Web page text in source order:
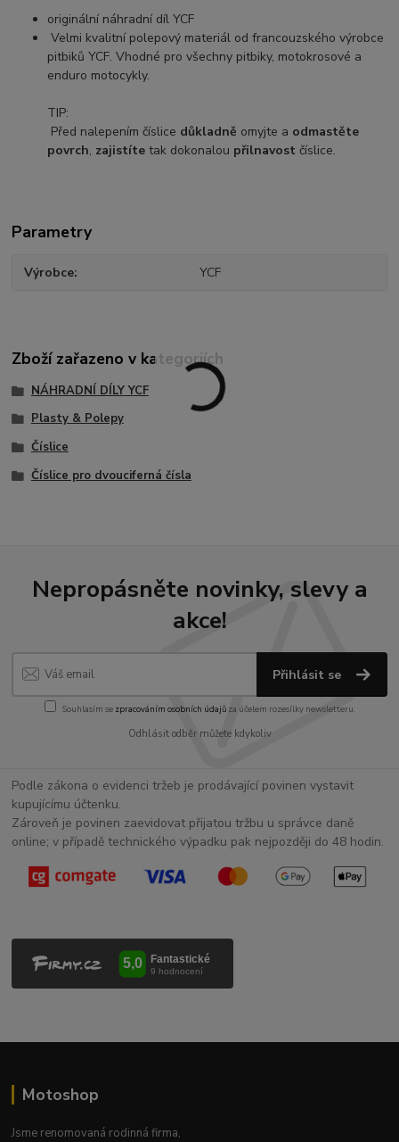
originální náhradní díl YCF
Velmi kvalitní polepový materiál od francouzského výrobce
pitbiků YCF. Vhodné pro všechny pitbiky, motokrosové a
enduro motocykly.
TIP:
Před nalepením číslice důkladně omyjte a odmastěte
povrch, zajistíte tak dokonalou přilnavost číslice.
Parametry
Výrobce YCF
Zboží zařazeno v kategoriích
NÁHRADNÍ DÍLY YCF
Plasty & Polepy
Číslice
Číslice pro dvouciferná čísla
Nepropásněte novinky, slevy a
akce!
Přihlásit se
Souhlasím se zpracováním osobních údajůza účelem rozesílky newsletteru.
Odhlásit odběr můžete kdykoliv
Podle zákona o evidenci tržeb je prodávající povinen vystavit
kupujícímu účtenku.
Zároveň je povinen zaevidovat přijatou tržbu u správce daně
online; v případě technického výpadku pak nejpozději do 48 hodin.
Motoshop
Jsme renomovaná rodinná firma,